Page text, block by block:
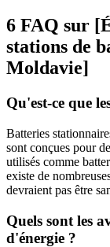
6 FAQ sur
stations de
Moldavie]
Qu'est-ce que
Batteries
sont conçues pour
utilisés comme
existe de
devraient pas être
Quels sont les
d'énergie ?